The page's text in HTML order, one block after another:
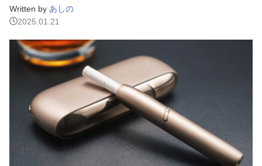
Written by あしの
2025.01.21